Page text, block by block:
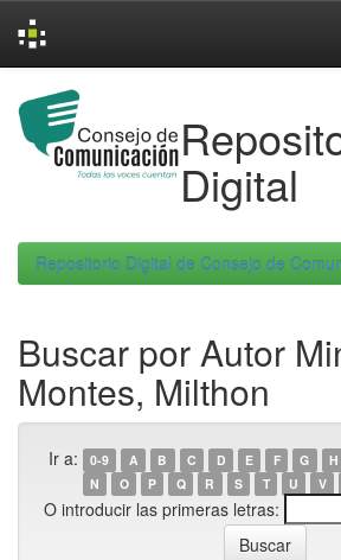
navigation
Digital
Repositorio Digital de Consejo de
Buscar por Autor
Montes, Milthon
Ir a: 0-9 A B C D E F G H
N
O P Q R S T U V
O introducir las primeras letras: